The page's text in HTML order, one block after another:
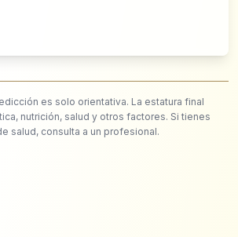
es solo orientativa. La estatura final
nutrición, salud y otros factores. Si tienes
salud, consulta a un profesional.